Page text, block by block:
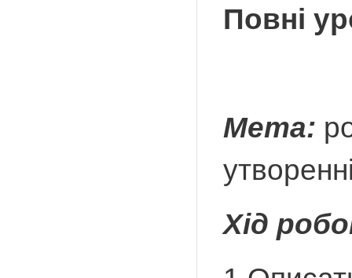
Повні
Мета:
Хід